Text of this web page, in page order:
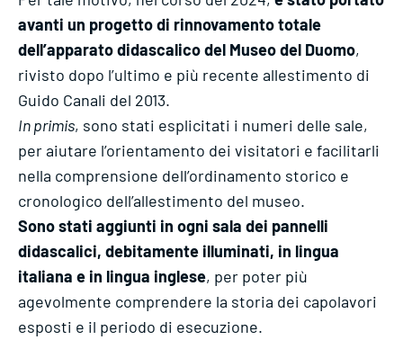
avanti un progetto di rinnovamento totale
dell’apparato didascalico del Museo del Duomo,
rivisto dopo l’ultimo e più recente allestimento di
Guido Canali del 2013.
In primis, sono stati esplicitati i numeri delle sale,
per aiutare l’orientamento dei visitatori e facilitarli
nella comprensione dell’ordinamento storico e
cronologico dell’allestimento del museo.
Sono stati aggiunti in ogni sala dei pannelli
didascalici, debitamente illuminati, in lingua
italiana e in lingua inglese, per poter più
agevolmente comprendere la storia dei capolavori
esposti e il periodo di esecuzione.